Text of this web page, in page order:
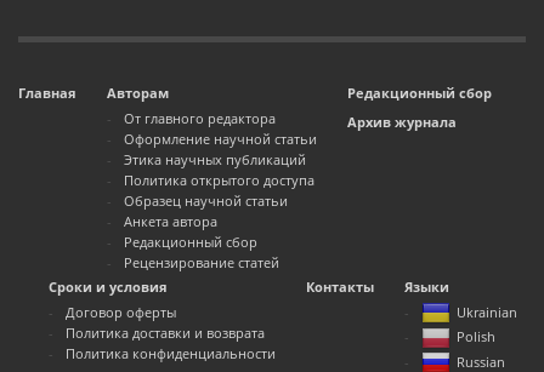
Главная
Авторам
От главного редактора
Оформление научной статьи
Этика научных публикаций
Политика открытого доступа
Образец научной статьи
Анкета автора
Редакционный сбор
Рецензирование статей
Редакционный сбор
Архив журнала
Сроки и условия
Договор оферты
Политика доставки и возврата
Политика конфиденциальности
Контакты
Языки
Ukrainian
Polish
Russian